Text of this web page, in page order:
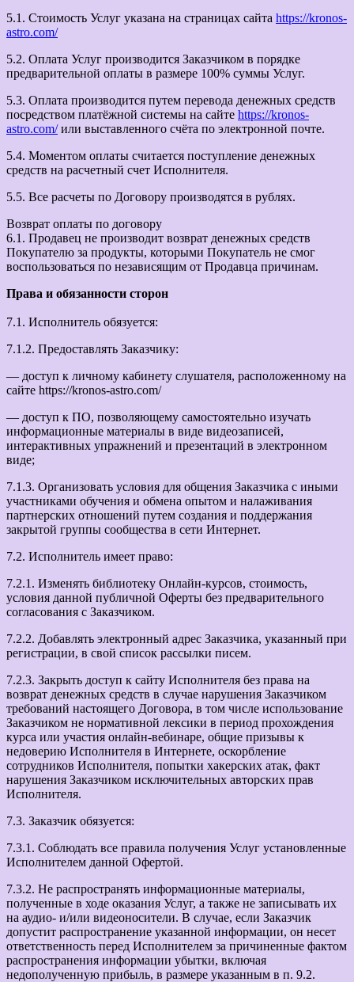
5.1. Стоимость Услуг указана на страницах сайта https://kronos-
astro.com/
5.2. Оплата Услуг производится Заказчиком в порядке
предварительной оплаты в размере 100% суммы Услуг.
5.3. Оплата производится путем перевода денежных средств
посредством платёжной системы на сайте https://kronos-
astro.com/или выставленного счёта по электронной почте.
5.4. Моментом оплаты считается поступление денежных
средств на расчетный счет Исполнителя.
5.5. Все расчеты по Договору производятся в рублях.
Возврат оплаты по договору
6.1. Продавец не производит возврат денежных средств
Покупателю за продукты, которыми Покупатель не смог
воспользоваться по независящим от Продавца причинам.
Права и обязанности сторон
7.1. Исполнитель обязуется:
7.1.2. Предоставлять Заказчику:
— доступ к личному кабинету слушателя, расположенному на
сайте https://kronos-astro.com/
— доступ к ПО, позволяющему самостоятельно изучать
информационные материалы в виде видеозаписей,
интерактивных упражнений и презентаций в электронном
виде;
7.1.3. Организовать условия для общения Заказчика с иными
участниками обучения и обмена опытом и налаживания
партнерских отношений путем создания и поддержания
закрытой группы сообщества в сети Интернет.
7.2. Исполнитель имеет право:
7.2.1. Изменять библиотеку Онлайн-курсов, стоимость,
условия данной публичной Оферты без предварительного
согласования с Заказчиком.
7.2.2. Добавлять электронный адрес Заказчика, указанный при
регистрации, в свой список рассылки писем.
7.2.3. Закрыть доступ к сайту Исполнителя без права на
возврат денежных средств в случае нарушения Заказчиком
требований настоящего Договора, в том числе использование
Заказчиком не нормативной лексики в период прохождения
курса или участия онлайн-вебинаре, общие призывы к
недоверию Исполнителя в Интернете, оскорбление
сотрудников Исполнителя, попытки хакерских атак, факт
нарушения Заказчиком исключительных авторских прав
Исполнителя.
7.3. Заказчик обязуется:
7.3.1. Соблюдать все правила получения Услуг установленные
Исполнителем данной Офертой.
7.3.2. Не распространять информационные материалы,
полученные в ходе оказания Услуг, а также не записывать их
на аудио- и/или видеоносители. В случае, если Заказчик
допустит распространение указанной информации, он несет
ответственность перед Исполнителем за причиненные фактом
распространения информации убытки, включая
недополученную прибыль, в размере указанным в п. 9.2.